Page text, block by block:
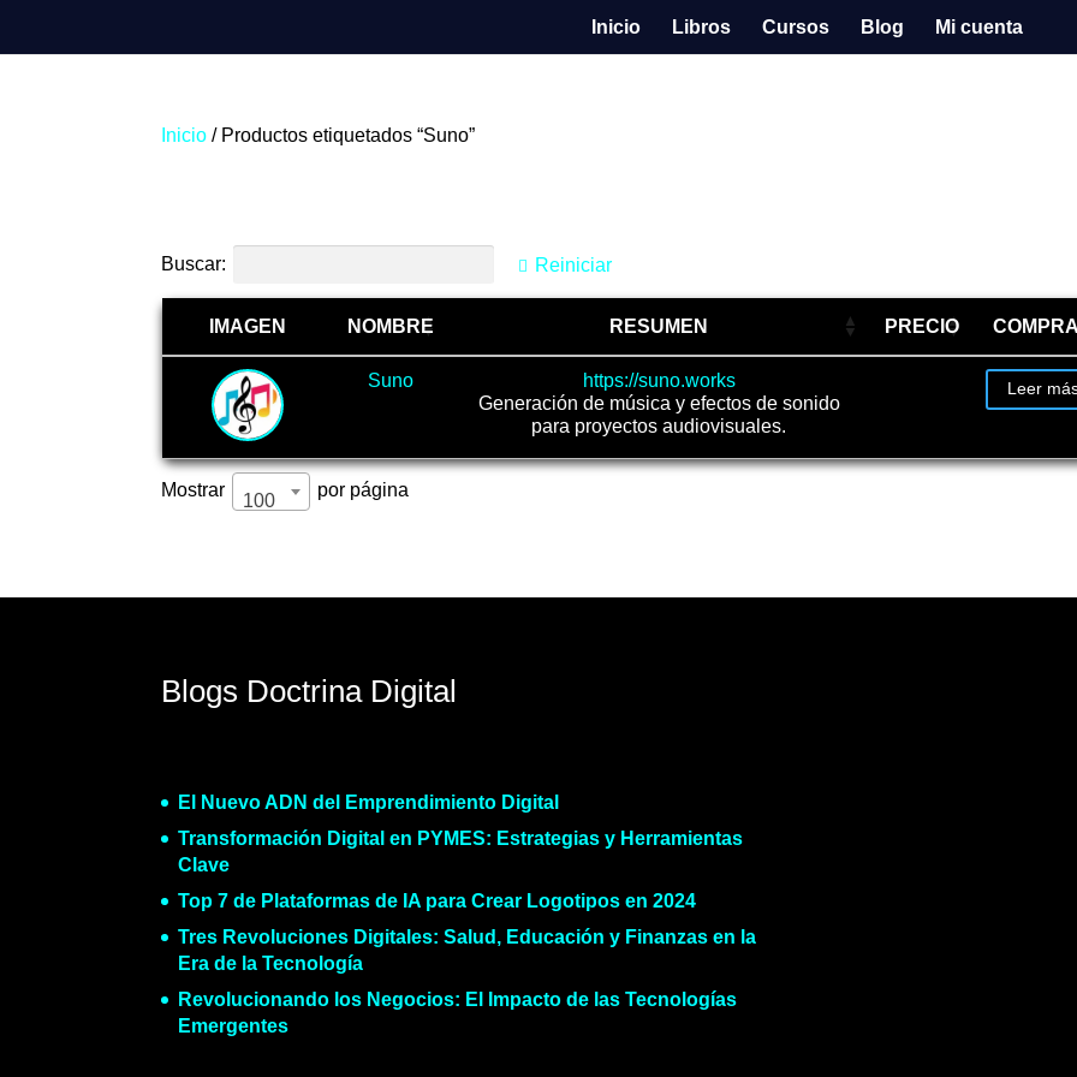
Inicio Libros Cursos Blog Mi cuenta
Inicio / Productos etiquetados “Suno”
Buscar: Reiniciar
IMAGEN NOMBRE RESUMEN PRECIO
Suno
https://suno.works
Generación de música y efectos de sonido
para proyectos audiovisuales.
Leer
Mostrar
100
por página
Blogs Doctrina Digital
El Nuevo ADN del Emprendimiento Digital
Transformación Digital en PYMES: Estrategias y Herramientas
Clave
Top 7 de Plataformas de IA para Crear Logotipos en 2024
Tres Revoluciones Digitales: Salud, Educación y Finanzas en la
Era de la Tecnología
Revolucionando los Negocios: El Impacto de las Tecnologías
Emergentes